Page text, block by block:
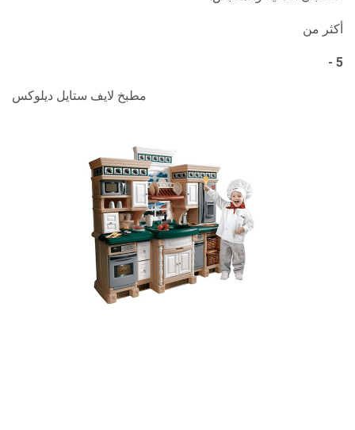
أكثر من
5 -
مطبخ لايف ستايل ديلوكس